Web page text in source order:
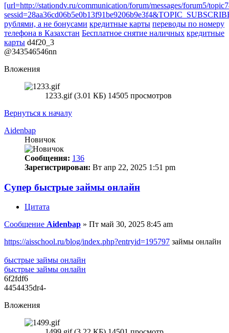
[url=http://stationdv.ru/communication/forum/messages/forum5/
рублями, а не бонусами кредитные карты переводы по номеру
телефона в Казахстан Бесплатное снятие наличных кредитные
карты d4f20_3
@343546546nn
Вложения
1233.gif (3.01 КБ) 14505 просмотров
Вернуться к началу
Aidenbap
Новичок
Сообщения: 136
Зарегистрирован: Вт апр 22, 2025 1:51 pm
Супер быстрые займы онлайн
Цитата
Сообщение Aidenbap » Пт май 30, 2025 8:45 am
https://aisschool.ru/blog/index.php?entryid=195797 займы онлайн
быстрые займы онлайн
быстрые займы онлайн
6f2fdf6
4454435dr4-
Вложения